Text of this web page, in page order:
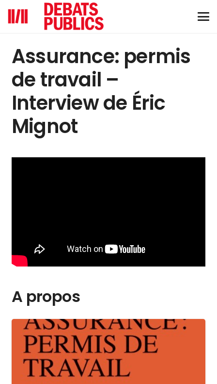
Assurance: permis
de travail –
Interview de Éric
Mignot
A propos